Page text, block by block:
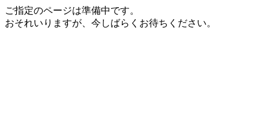
ご指定のページは準備中です。
おそれいりますが、今しばらくお待ちください。